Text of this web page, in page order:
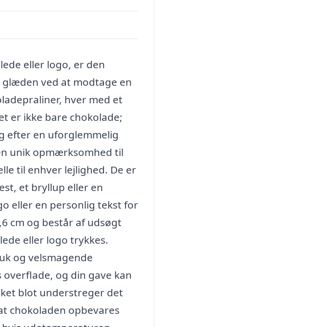
eller logo, er den
ved at modtage en
hver med et
er ikke bare chokolade;
efter en uforglemmelig
unik opmærksomhed til
til enhver lejlighed. De er
et bryllup eller en
eller en personlig tekst for
cm og består af udsøgt
eller logo trykkes.
og velsmagende
og din gave kan
blot understreger det
chokoladen opbevares